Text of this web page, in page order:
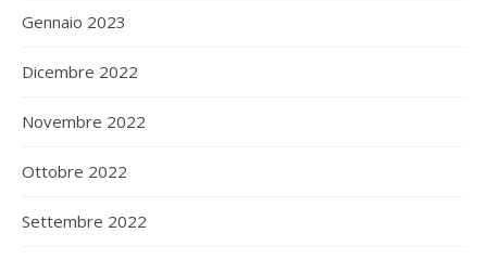
Gennaio 2023
Dicembre 2022
Novembre 2022
Ottobre 2022
Settembre 2022